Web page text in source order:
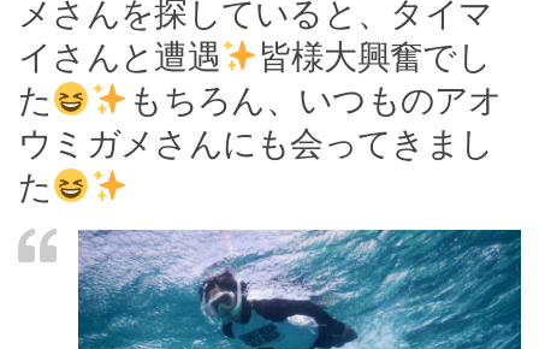
メさんを探していると、タイマ
イさんと遭遇
皆様大興奮でし
た
もちろん、いつものアオ
ウミガメさんにも会ってきまし
た